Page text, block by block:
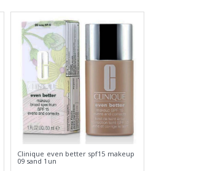
Clinique even better spf15 makeup
09 sand 1un